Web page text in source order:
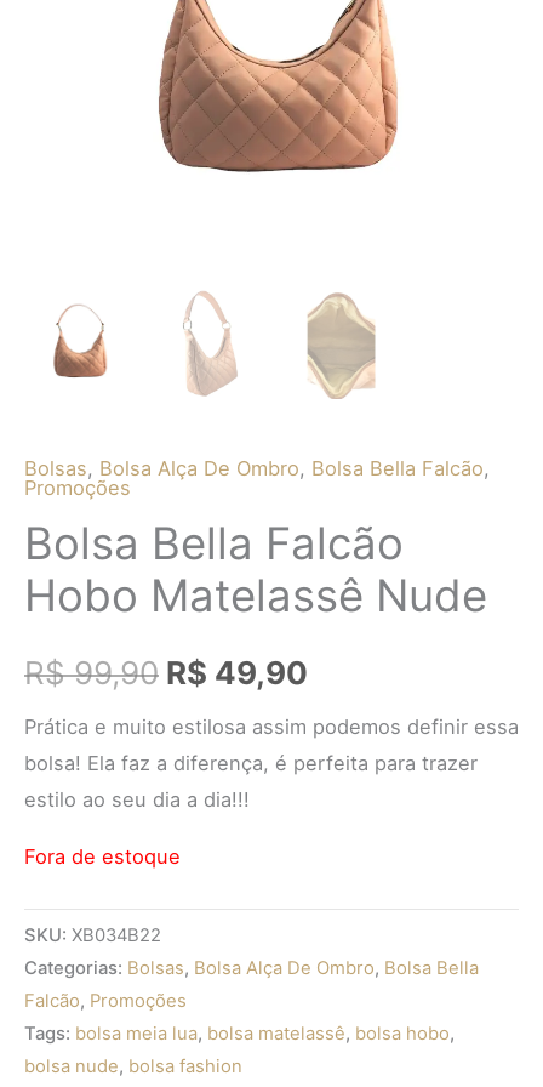
Bolsas, Bolsa Alça De Ombro, Bolsa Bella Falcão,
Promoções
Bolsa Bella Falcão
Hobo Matelassê Nude
R$99,90
R$ 99,90.
R$ 49,90
R$ 49,90.
Prática e muito estilosa assim podemos definir essa
bolsa! Ela faz a diferença, é perfeita para trazer
estilo ao seu dia a dia!!!
Fora de estoque
SKU: XB034B22
Categorias: Bolsas, Bolsa Alça De Ombro, Bolsa Bella
Falcão, Promoções
Tags: bolsa meia lua, bolsa matelassê, bolsa hobo,
bolsa nude, bolsa fashion